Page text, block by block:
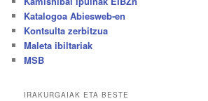
Katalogoa Abiesweb-en
Kontsulta zerbitzua
Maleta ibiltariak
MSB
IRAKURGAIAK ETA BESTE